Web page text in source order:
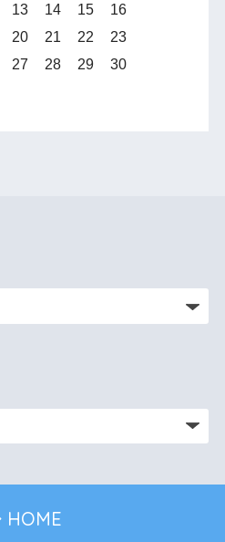
13 14 15
16
20 21 22
23
27 28 29
30
HOME